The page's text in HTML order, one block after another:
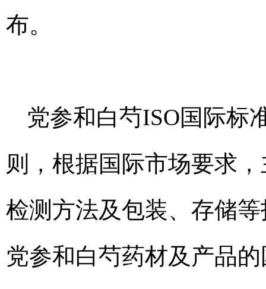
布。
党参和白芍ISO国际标
则，根据国际市场要求
检测方法及包装、存储
党参和白芍药材及产品